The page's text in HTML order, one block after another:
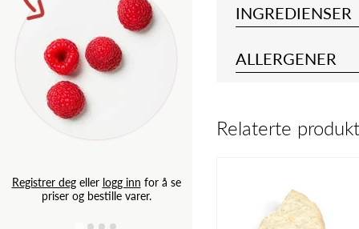
Registrer degeller logg inn for å se
priser og bestille varer.
INGREDIENSER
ALLERGENER
Relaterte